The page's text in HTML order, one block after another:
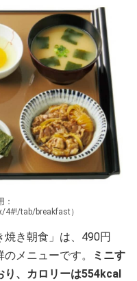
：
tab/breakfast）
き朝食」は、490円
メニューです。
ミニす
り、カロリーは554kcal